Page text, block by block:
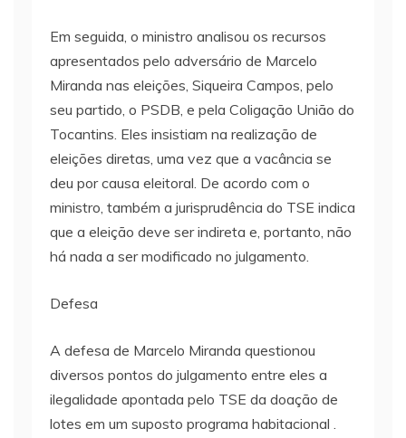
Em seguida, o ministro analisou os recursos
apresentados pelo adversário de Marcelo
Miranda nas eleições, Siqueira Campos, pelo
seu partido, o PSDB, e pela Coligação União do
Tocantins. Eles insistiam na realização de
eleições diretas, uma vez que a vacância se
deu por causa eleitoral. De acordo com o
ministro, também a jurisprudência do TSE indica
que a eleição deve ser indireta e, portanto, não
há nada a ser modificado no julgamento.
Defesa
A defesa de Marcelo Miranda questionou
diversos pontos do julgamento entre eles a
ilegalidade apontada pelo TSE da doação de
lotes em um suposto programa habitacional .